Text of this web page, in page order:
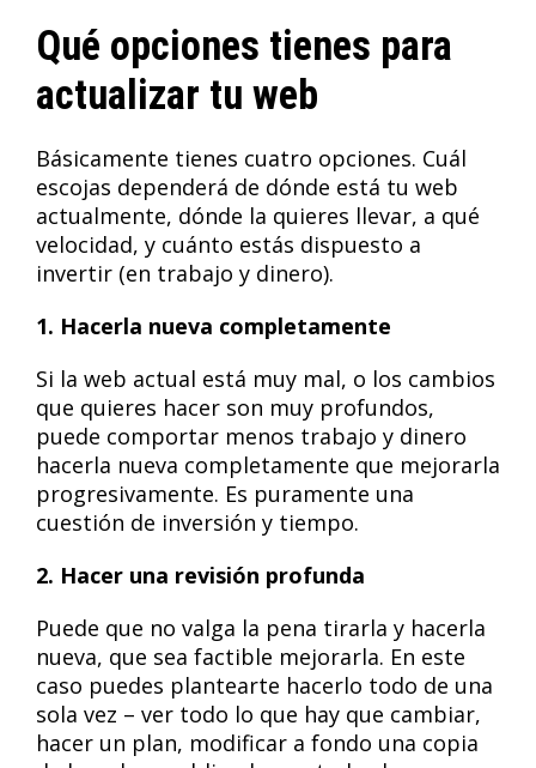
Qué opciones tienes para
actualizar tu web
Básicamente tienes cuatro opciones. Cuál
escojas dependerá de dónde está tu web
actualmente, dónde la quieres llevar, a qué
velocidad, y cuánto estás dispuesto a
invertir (en trabajo y dinero).
1. Hacerla nueva completamente
Si la web actual está muy mal, o los cambios
que quieres hacer son muy profundos,
puede comportar menos trabajo y dinero
hacerla nueva completamente que mejorarla
progresivamente. Es puramente una
cuestión de inversión y tiempo.
2. Hacer una revisión profunda
Puede que no valga la pena tirarla y hacerla
nueva, que sea factible mejorarla. En este
caso puedes plantearte hacerlo todo de una
sola vez – ver todo lo que hay que cambiar,
hacer un plan, modificar a fondo una copia